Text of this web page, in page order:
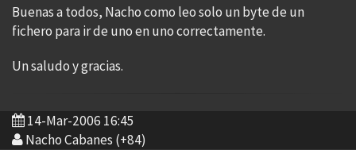
Buenas a todos, Nacho como leo solo un byte de un
fichero para ir de uno en uno correctamente.
Un saludo y gracias.
14-Mar-2006 16:45
Nacho Cabanes (+84)